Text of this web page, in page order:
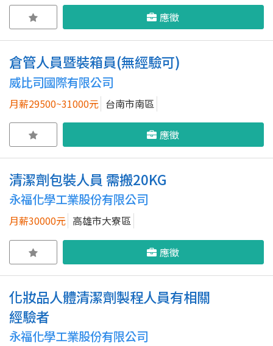
應徵
倉管人員暨裝箱員(無經驗可)
威比司國際有限公司
月薪29500~31000元 台南市南區
應徵
清潔劑包裝人員 需搬20KG
永福化學工業股份有限公司
月薪30000元 高雄市大寮區
應徵
化妝品人體清潔劑製程人員有相關
經驗者
永福化學工業股份有限公司